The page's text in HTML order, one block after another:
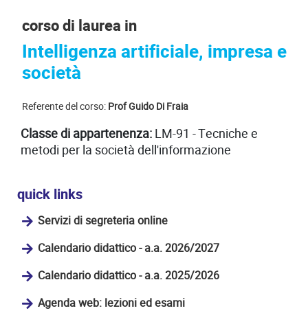
corso di laurea in
Intelligenza artificiale, impresa e
società
Referente del corso: Prof Guido Di Fraia
Classe di appartenenza: LM-91 - Tecniche e
metodi per la società dell'informazione
quick links
Servizi di segreteria online
Calendario didattico - a.a. 2026/2027
Calendario didattico - a.a. 2025/2026
Agenda web: lezioni ed esami